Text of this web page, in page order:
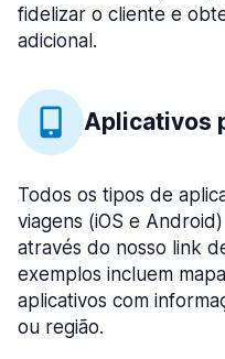
fidelizar o cliente e
adicional.
Aplicativos
Todos os tipos de
viagens (iOS e
através do nosso link
exemplos incluem
aplicativos com
ou região.